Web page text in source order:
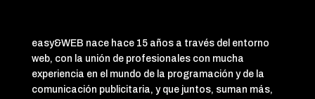
easy&WEB nace hace 15 años a través del entorno
web, con la unión de profesionales con mucha
experiencia en el mundo de la programación y de la
comunicación publicitaria, y que juntos, suman más,